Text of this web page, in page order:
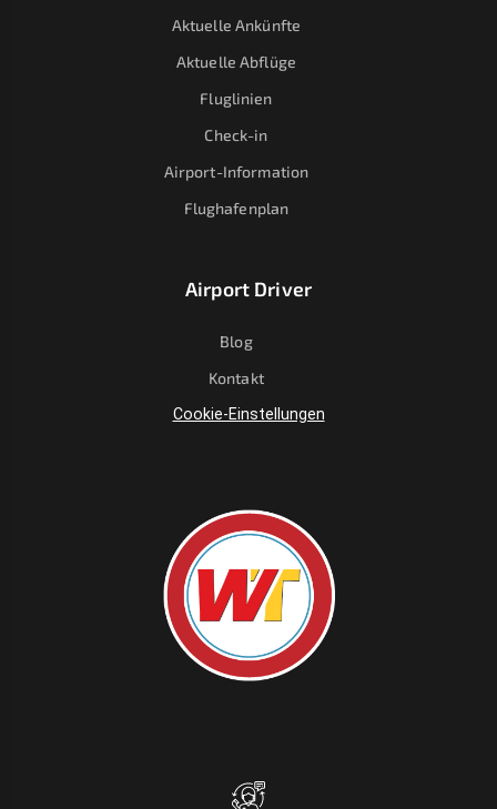
Aktuelle Ankünfte
Aktuelle Abflüge
Fluglinien
Check-in
Airport-Information
Flughafenplan
Airport Driver
Blog
Kontakt
Cookie-Einstellungen